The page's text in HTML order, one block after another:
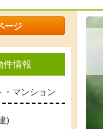
ージ
件情報
・マンション
)